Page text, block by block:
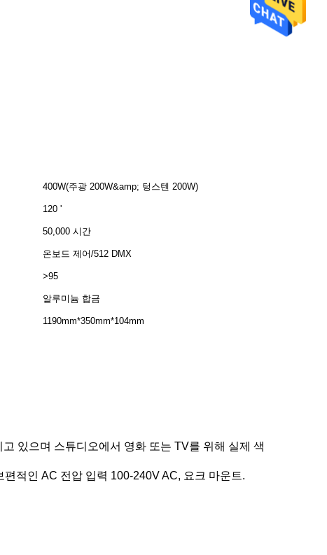
400W(주광 200W&amp; 텅스텐 200W)
120 '
50,000 시간
온보드 제어/512 DMX
>95
알루미늄 합금
1190mm*350mm*104mm
있으며 스튜디오에서 영화 또는 TV를 위해 실제 색
적인 AC 전압 입력 100-240V AC, 요크 마운트.